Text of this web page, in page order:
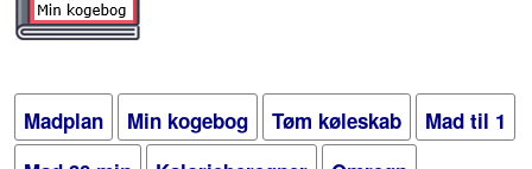
Madplan Min kogebog Tøm køleskab
Mad til 1